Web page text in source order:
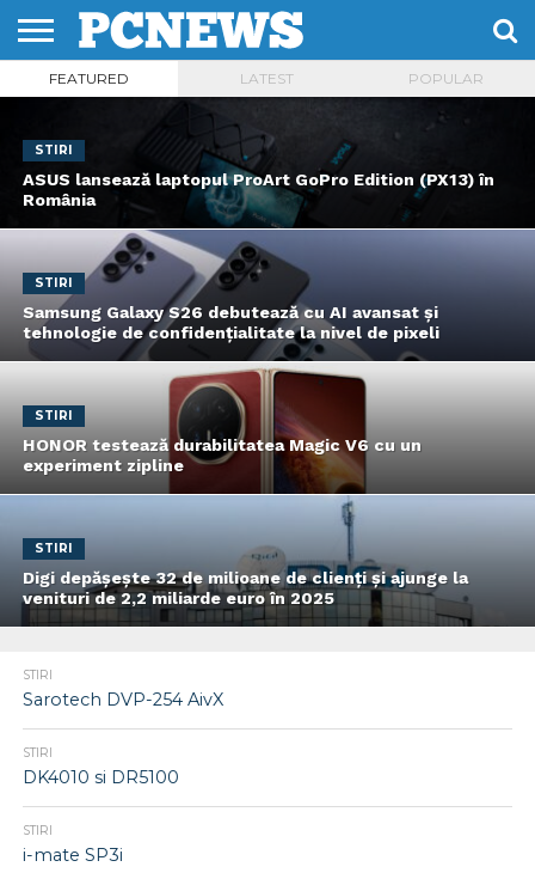
HOME
STIRI
REVIEWS
DESPRE
CONTACT
TERMENI
CODURI/LICENTE
FEATURED LATEST POPULAR
STIRI
ASUS lansează laptopul ProArt GoPro Edition (PX13) în
România
STIRI
Samsung Galaxy S26 debutează cu AI avansat și
tehnologie de confidențialitate la nivel de pixeli
STIRI
HONOR testează durabilitatea Magic V6 cu un
experiment zipline
STIRI
Digi depășește 32 de milioane de clienți și ajunge la
venituri de 2,2 miliarde euro în 2025
STIRI
Sarotech DVP-254 AivX
STIRI
DK4010 si DR5100
STIRI
i-mate SP3i